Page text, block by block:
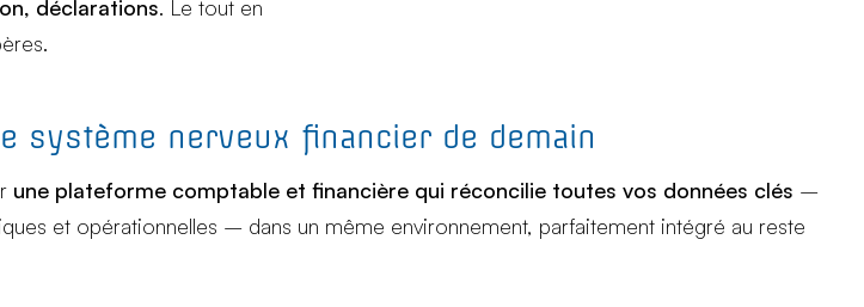
déclarations. Le tout en
système nerveux financier de demain
une plateforme comptable et financière qui réconcilie toutes vos données clés –
et opérationnelles – dans un même environnement, parfaitement intégré au reste